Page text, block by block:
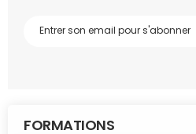
FORMATIONS